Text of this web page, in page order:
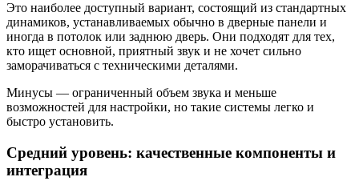
Это наиболее доступный вариант, состоящий из стандартных
динамиков, устанавливаемых обычно в дверные панели и
иногда в потолок или заднюю дверь. Они подходят для тех,
кто ищет основной, приятный звук и не хочет сильно
заморачиваться с техническими деталями.
Минусы — ограниченный объем звука и меньше
возможностей для настройки, но такие системы легко и
быстро установить.
Средний уровень: качественные компоненты и
интеграция